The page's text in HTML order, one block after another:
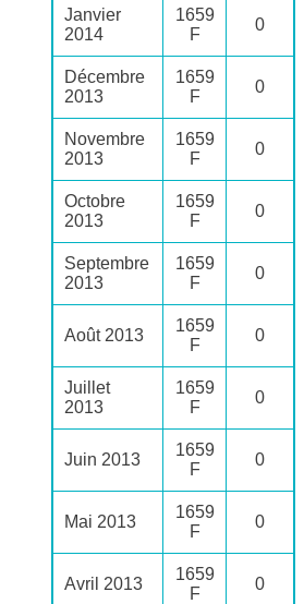
Janvier
2014
1659
F
0
Décembre
2013
1659
F
0
Novembre
2013
1659
F
0
Octobre
2013
1659
F
0
Septembre
2013
1659
F
0
Août 2013
1659
F
0
Juillet
2013
1659
F
0
Juin 2013
1659
F
0
Mai 2013
1659
F
0
Avril 2013
1659
F
0